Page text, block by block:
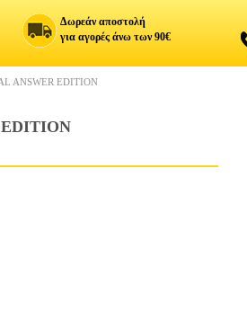
Δωρεάν αποστολή
για αγορές άνω των 90€
ANSWER EDITION